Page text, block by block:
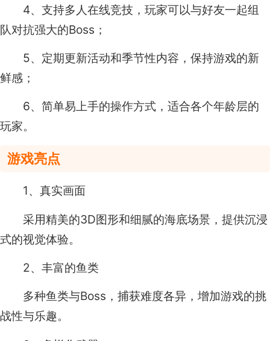
4、支持多人在线竞技，玩家可以与好友一起组
队对抗强大的Boss；
5、定期更新活动和季节性内容，保持游戏的新
鲜感；
6、简单易上手的操作方式，适合各个年龄层的
玩家。
游戏亮点
1、真实画面
采用精美的3D图形和细腻的海底场景，提供沉浸
式的视觉体验。
2、丰富的鱼类
多种鱼类与Boss，捕获难度各异，增加游戏的挑
战性与乐趣。